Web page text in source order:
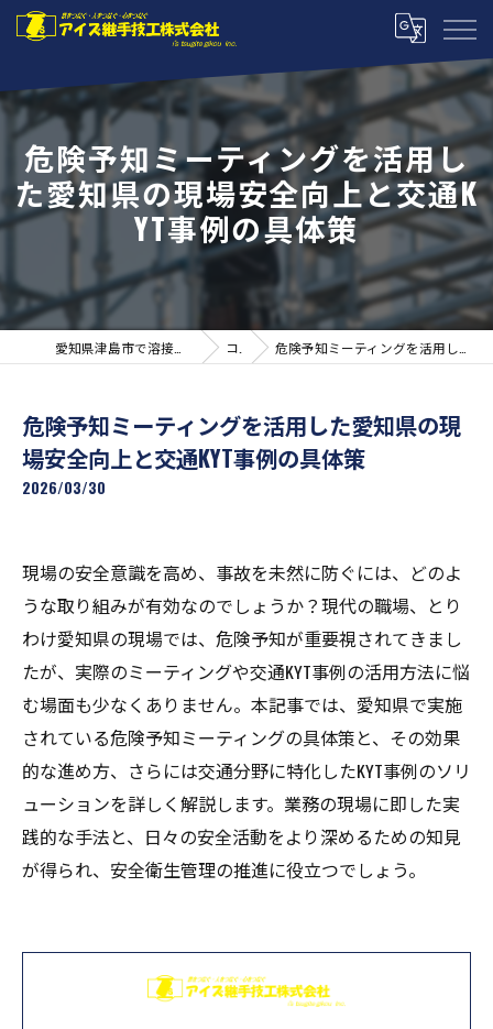
危険予知ミーティングを活用し
た愛知県の現場安全向上と交通K
YT事例の具体策
コラム 危険予知ミーティングを活用した愛知県の現場安全向上と交通KYT事例の具体策
危険予知ミーティングを活用した愛知県の現
場安全向上と交通KYT事例の具体策
2026/03/30
現場の安全意識を高め、事故を未然に防ぐには、どのよ
うな取り組みが有効なのでしょうか？現代の職場、とり
わけ愛知県の現場では、危険予知が重要視されてきまし
たが、実際のミーティングや交通KYT事例の活用方法に悩
む場面も少なくありません。本記事では、愛知県で実施
されている危険予知ミーティングの具体策と、その効果
的な進め方、さらには交通分野に特化したKYT事例のソリ
ューションを詳しく解説します。業務の現場に即した実
践的な手法と、日々の安全活動をより深めるための知見
が得られ、安全衛生管理の推進に役立つでしょう。